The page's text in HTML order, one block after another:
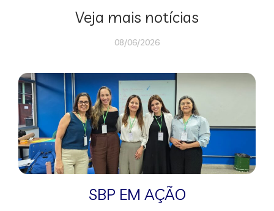
Veja mais notícias
08/06/2026
SBP EM AÇÃO